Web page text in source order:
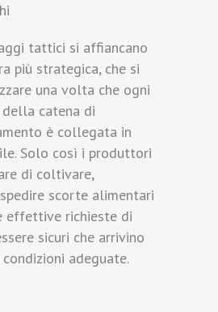
tattici si affiancano
più strategica, che si
una volta che ogni
catena di
è collegata in
Solo così i produttori
di coltivare,
scorte alimentari
effettive richieste di
sicuri che arrivino
adeguate.